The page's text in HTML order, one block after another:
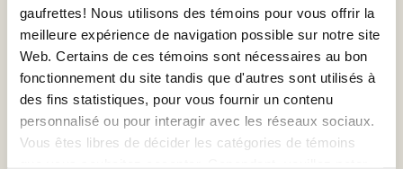
gaufrettes! Nous utilisons des témoins pour vous offrir la
meilleure expérience de navigation possible sur notre site
Web. Certains de ces témoins sont nécessaires au bon
fonctionnement du site tandis que d'autres sont utilisés à
des fins statistiques, pour vous fournir un contenu
personnalisé ou pour interagir avec les réseaux sociaux.
Vous êtes libres de décider les catégories de témoins
contrat qui souscrivent à nos valeurs.